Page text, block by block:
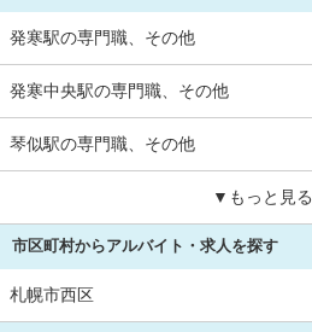
発寒駅の専門職、その他
発寒中央駅の専門職、その他
琴似駅の専門職、その他
▼もっと見る
市区町村からアルバイト・求人を探す
札幌市西区